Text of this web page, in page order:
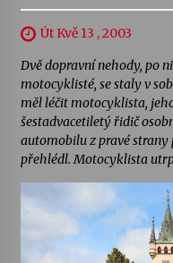
Út Kvě 13 , 2003
Dvě dopravní nehody, po
motocyklisté, se staly v
měl léčit motocyklista,
šestadvacetiletý řidič
automobilu z pravé
přehlédl. Motocyklista